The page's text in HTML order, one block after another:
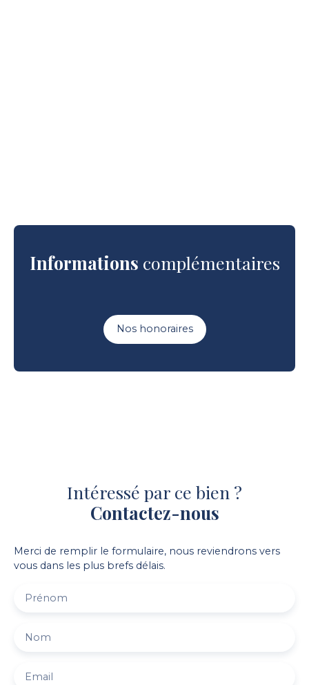
Informations complémentaires
Nos honoraires
Intéressé par ce bien ?
Contactez-nous
Merci de remplir le formulaire, nous reviendrons vers
vous dans les plus brefs délais.
Prénom
Nom
Email